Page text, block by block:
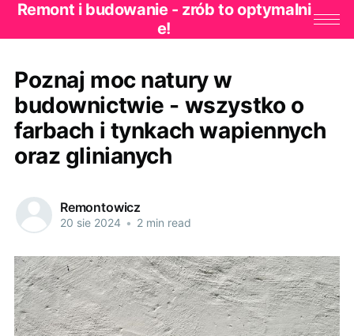
Remont i budowanie - zrób to optymalni
e!
Poznaj moc natury w
budownictwie - wszystko o
farbach i tynkach wapiennych
oraz glinianych
Remontowicz
20 sie 2024 • 2 min read